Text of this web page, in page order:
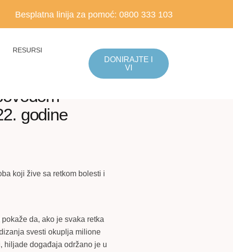
Besplatna linija za pomoć: 0800 333 103
RESURSI
DONIRAJTE I
VI
godine
koji žive sa retkom bolesti i
da, ako je svaka retka
svesti okuplja milione
hiljade događaja održano je u